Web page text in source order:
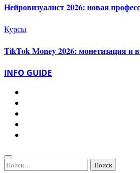
Нейровизуалист 2026: новая
Курсы
TikTok Money 2026: монетизация и
INFO GUIDE
Найти: